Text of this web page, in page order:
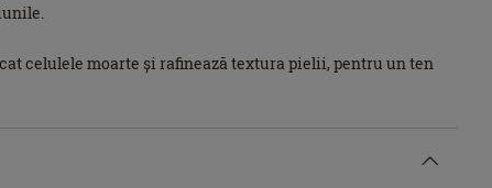
celulele moarte și rafinează textura pielii, pentru un ten